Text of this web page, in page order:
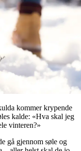
kommer krypende
kalde: «Hva skal jeg
vinteren?»
gå gjennom søle og